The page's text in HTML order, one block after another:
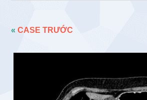
«CASE TRƯỚC